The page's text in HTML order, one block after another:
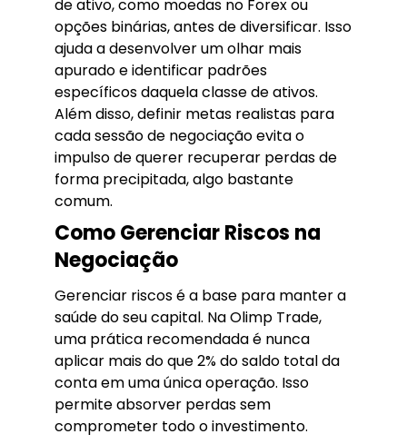
de ativo, como moedas no Forex ou
opções binárias, antes de diversificar. Isso
ajuda a desenvolver um olhar mais
apurado e identificar padrões
específicos daquela classe de ativos.
Além disso, definir metas realistas para
cada sessão de negociação evita o
impulso de querer recuperar perdas de
forma precipitada, algo bastante
comum.
Como Gerenciar Riscos na
Negociação
Gerenciar riscos é a base para manter a
saúde do seu capital. Na Olimp Trade,
uma prática recomendada é nunca
aplicar mais do que 2% do saldo total da
conta em uma única operação. Isso
permite absorver perdas sem
comprometer todo o investimento.